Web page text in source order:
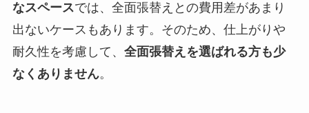
なスペースでは、全面張替えとの費用差があまり
出ないケースもあります。そのため、仕上がりや
耐久性を考慮して、 全面張替えを選ばれる方も少
なくありません。